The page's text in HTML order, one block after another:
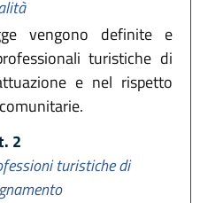
vengono definite e
turistiche di
e nel rispetto
2
turistiche di